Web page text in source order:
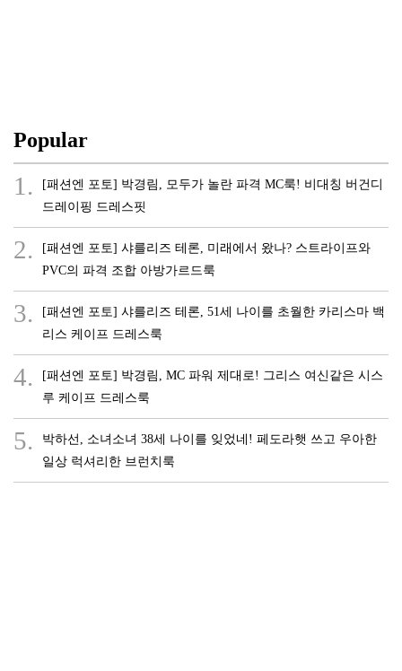
Popular
1.
[패션엔 포토] 박경림, 모두가 놀란 파격 MC룩! 비대칭 버건디
드레이핑 드레스핏
2.
[패션엔 포토] 샤를리즈 테론, 미래에서 왔나? 스트라이프와
PVC의 파격 조합 아방가르드룩
3.
[패션엔 포토] 샤를리즈 테론, 51세 나이를 초월한 카리스마 백
리스 케이프 드레스룩
4.
[패션엔 포토] 박경림, MC 파워 제대로! 그리스 여신같은 시스
루 케이프 드레스룩
5.
박하선, 소녀소녀 38세 나이를 잊었네! 페도라햇 쓰고 우아한
일상 럭셔리한 브런치룩